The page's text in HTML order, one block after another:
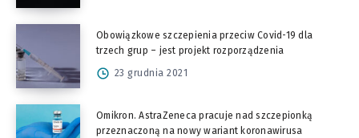
Obowiązkowe szczepienia przeciw Covid-19 dla
trzech grup – jest projekt rozporządzenia
23 grudnia 2021
Omikron. AstraZeneca pracuje nad szczepionką
przeznaczoną na nowy wariant koronawirusa